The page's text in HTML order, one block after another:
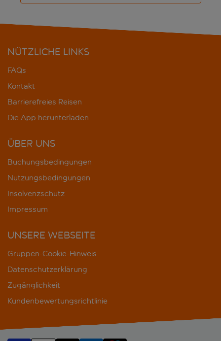
NÜTZLICHE LINKS
FAQs
Kontakt
Barrierefreies Reisen
Die App herunterladen
ÜBER UNS
Buchungsbedingungen
Nutzungsbedingungen
Insolvenzschutz
Impressum
UNSERE WEBSEITE
Gruppen-Cookie-Hinweis
Datenschutzerklärung
Zugänglichkeit
Kundenbewertungsrichtlinie